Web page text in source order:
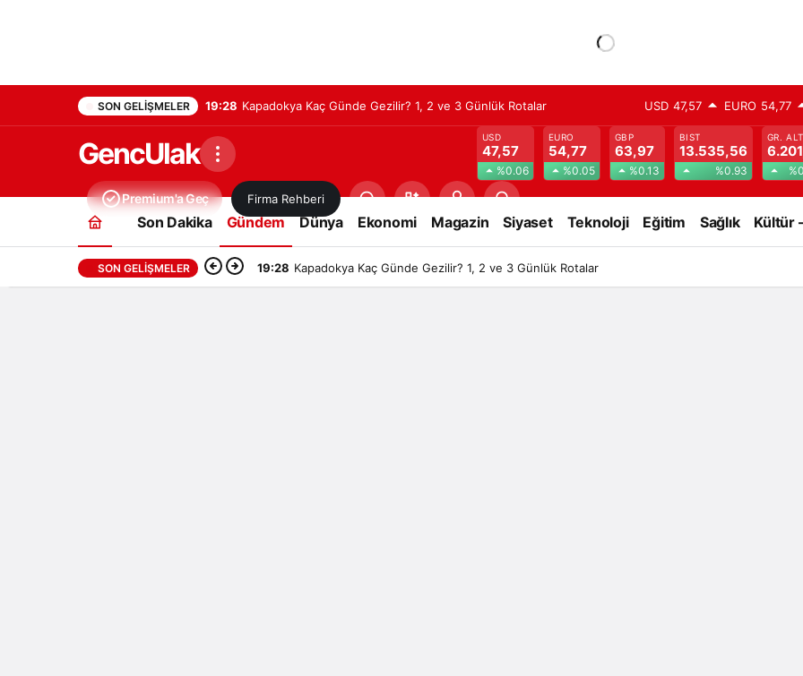
SON GELIŞMELER 19:28 Kapadokya Kaç Günde Gezilir? 1, 2 ve 3 Günlük Rotalar USD 47,57 EURO 54,77
GencUlak USD
47,57
%0.06
EURO
54,77
%0.05
GBP
63,97
%0.13
BIST
13.535,56
%0.93
GR.
Premium'a Geç Firma Rehberi
Son Dakika Gündem Dünya Ekonomi Magazin Siyaset Teknoloji Eğitim Sağlık Kültür
SON GELIŞMELER 19:28 Kapadokya Kaç Günde Gezilir? 1, 2 ve 3 Günlük Rotalar